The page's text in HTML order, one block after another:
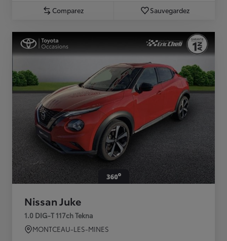
Comparez Sauvegardez
Nissan Juke
1.0 DIG-T 117ch Tekna
MONTCEAU-LES-MINES